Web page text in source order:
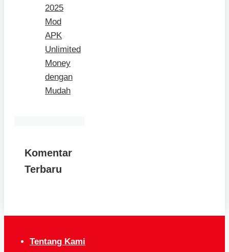
2025
Mod
APK
Unlimited
Money
dengan
Mudah
Komentar
Terbaru
Tentang Kami